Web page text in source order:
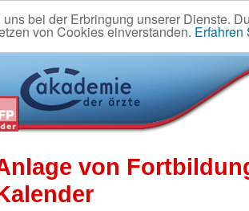
bei der Erbringung unserer Dienste.
von Cookies einverstanden. Erfahren
von